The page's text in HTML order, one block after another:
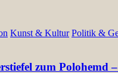
Kunst & Kultur Politik &
zum Polohemd